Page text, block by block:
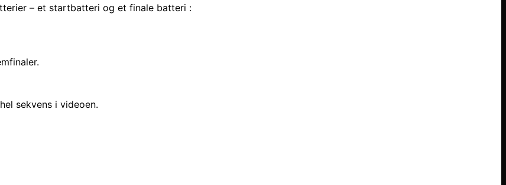
– et startbatteri og et finale batteri :
sekvens i videoen.